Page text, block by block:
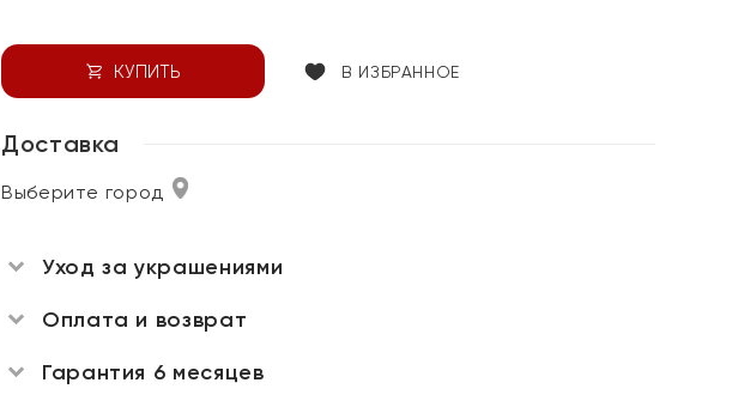
КУПИТЬ В ИЗБРАННОЕ
Доставка
Выберите город
Уход за украшениями
Оплата и возврат
Гарантия 6 месяцев